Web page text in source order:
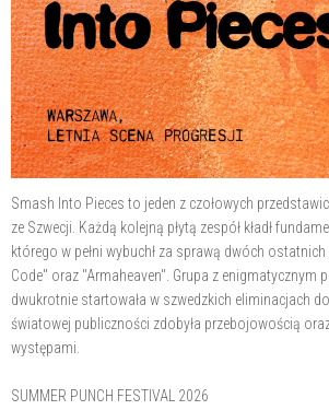
Smash Into Pieces to jeden z czołowych
ze Szwecji. Każdą kolejną płytą zespół kładł
którego w pełni wybuchł za sprawą dwóch
Code" oraz "Armaheaven". Grupa z enigmatycznym
dwukrotnie startowała w szwedzkich eliminacjach
światowej publiczności zdobyła przebojowością
występami.
SUMMER PUNCH FESTIVAL 2026